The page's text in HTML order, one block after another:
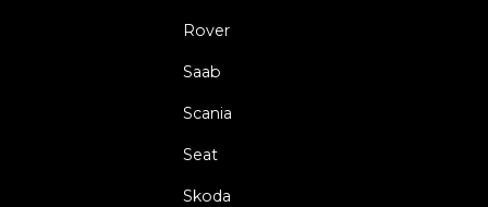
Rover
Saab
Scania
Seat
Skoda